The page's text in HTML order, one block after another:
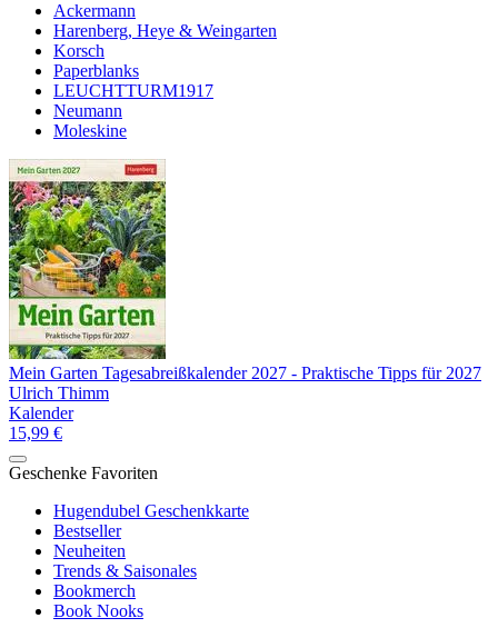
Ackermann
Harenberg, Heye & Weingarten
Korsch
Paperblanks
LEUCHTTURM1917
Neumann
Moleskine
Mein Garten Tagesabreißkalender 2027 - Praktische Tipps für 2027
Ulrich Thimm
Kalender
15,99 €
Geschenke Favoriten
Hugendubel Geschenkkarte
Bestseller
Neuheiten
Trends & Saisonales
Bookmerch
Book Nooks